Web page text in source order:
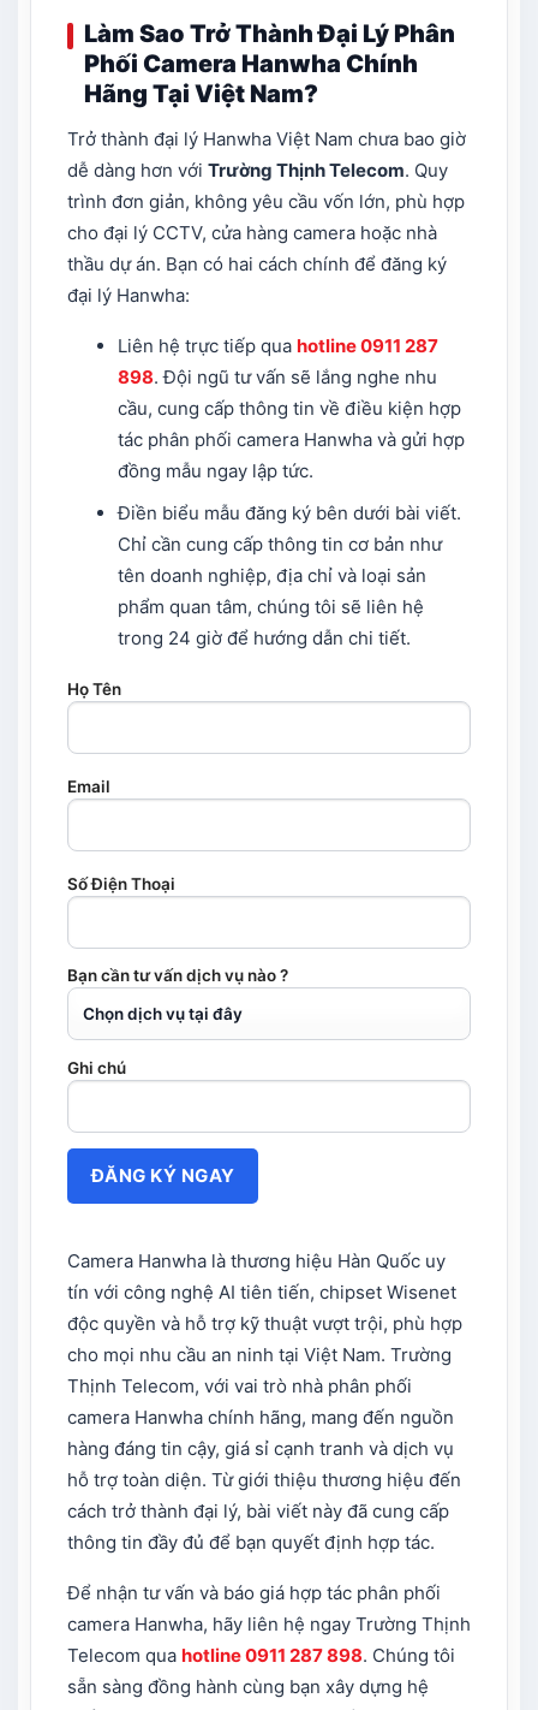
Làm Sao Trở Thành Đại Lý Phân
Phối Camera Hanwha Chính
Hãng Tại Việt Nam?
Trở thành đại lý Hanwha Việt Nam chưa bao giờ
dễ dàng hơn với Trường Thịnh Telecom. Quy
trình đơn giản, không yêu cầu vốn lớn, phù hợp
cho đại lý CCTV, cửa hàng camera hoặc nhà
thầu dự án. Bạn có hai cách chính để đăng ký
đại lý Hanwha:
Liên hệ trực tiếp qua hotline 0911 287
898. Đội ngũ tư vấn sẽ lắng nghe nhu
cầu, cung cấp thông tin về điều kiện hợp
tác phân phối camera Hanwha và gửi hợp
đồng mẫu ngay lập tức.
Điền biểu mẫu đăng ký bên dưới bài viết.
Chỉ cần cung cấp thông tin cơ bản như
tên doanh nghiệp, địa chỉ và loại sản
phẩm quan tâm, chúng tôi sẽ liên hệ
trong 24 giờ để hướng dẫn chi tiết.
Họ Tên
Email
Số Điện Thoại
Bạn cần tư vấn dịch vụ nào ?
Ghi chú
Camera Hanwha là thương hiệu Hàn Quốc uy
tín với công nghệ AI tiên tiến, chipset Wisenet
độc quyền và hỗ trợ kỹ thuật vượt trội, phù hợp
cho mọi nhu cầu an ninh tại Việt Nam. Trường
Thịnh Telecom, với vai trò nhà phân phối
camera Hanwha chính hãng, mang đến nguồn
hàng đáng tin cậy, giá sỉ cạnh tranh và dịch vụ
hỗ trợ toàn diện. Từ giới thiệu thương hiệu đến
cách trở thành đại lý, bài viết này đã cung cấp
thông tin đầy đủ để bạn quyết định hợp tác.
Để nhận tư vấn và báo giá hợp tác phân phối
camera Hanwha, hãy liên hệ ngay Trường Thịnh
Telecom qua hotline 0911 287 898. Chúng tôi
sẵn sàng đồng hành cùng bạn xây dựng hệ